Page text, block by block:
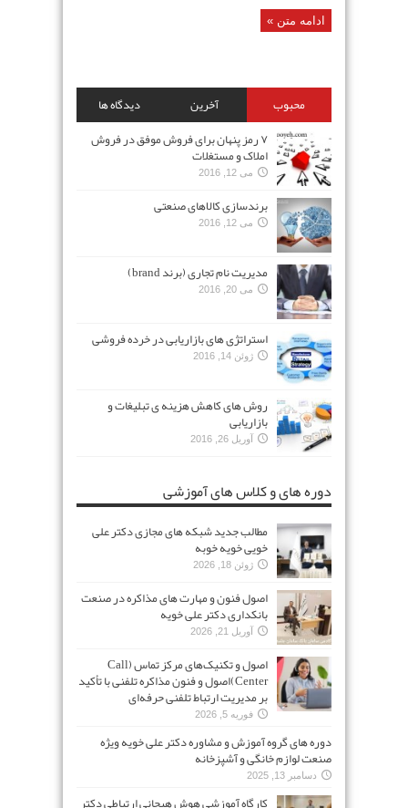
ادامه متن »
محبوب آخرین
دیدگاه ها
۷ رمز پنهان برای فروش موفق در فروش
املاک و مستغلات
می 12, 2016
برندسازی کالاهای صنعتی
می 12, 2016
مدیریت نام تجاری (برند brand)
می 20, 2016
استراتژی های بازاریابی در خرده فروشی
ژوئن 14, 2016
روش های کاهش هزینه ی تبلیغات و
بازاریابی
آوریل 26, 2016
دوره های و کلاس های آموزشی
مطالب جدید شبکه های مجازی دکتر علی
خویی خویه خوبه
ژوئن 18, 2026
اصول فنون و مهارت های مذاکره در صنعت
بانکداری دکتر علی خویه
آوریل 21, 2026
اصول و تکنیک‌های مرکز تماس (Call
Center)اصول و فنون مذاکره تلفنی با تأکید
بر مدیریت ارتباط تلفنی حرفه‌ای
فوریه 5, 2026
دوره های گروه آموزش و مشاوره دکتر علی خویه ویژه
صنعت لوازم خانگی و آشپزخانه
دسامبر 13, 2025
کارگاه آموزشی هوش هیجانی ارتباطی دکتر